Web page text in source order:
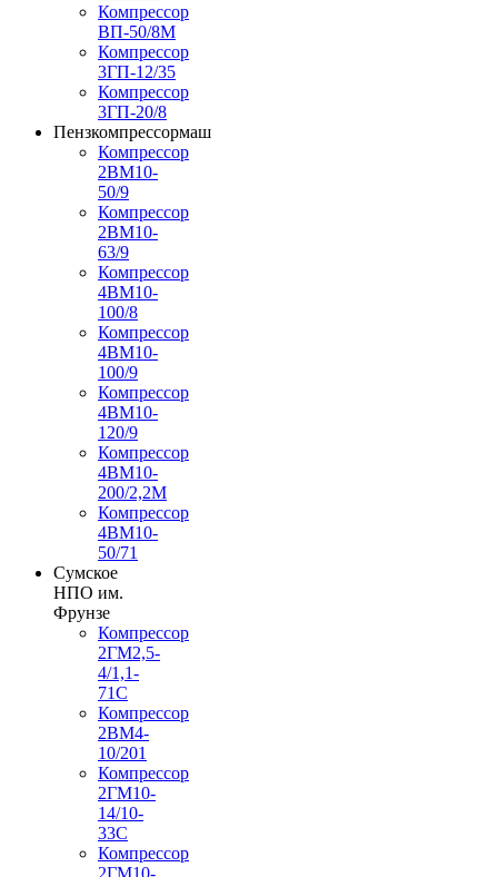
Компрессор
ВП-50/8М
Компрессор
3ГП-12/35
Компрессор
3ГП-20/8
Пензкомпрессормаш
Компрессор
2ВМ10-
50/9
Компрессор
2ВМ10-
63/9
Компрессор
4ВМ10-
100/8
Компрессор
4ВМ10-
100/9
Компрессор
4ВМ10-
120/9
Компрессор
4ВМ10-
200/2,2М
Компрессор
4ВМ10-
50/71
Сумское
НПО им.
Фрунзе
Компрессор
2ГМ2,5-
4/1,1-
71С
Компрессор
2ВМ4-
10/201
Компрессор
2ГМ10-
14/10-
33С
Компрессор
2ГМ10-